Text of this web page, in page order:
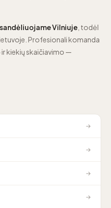
sandėliuojame Vilniuje , todėl
Profesionali komanda
kiekių skaičiavimo —
→
→
→
→